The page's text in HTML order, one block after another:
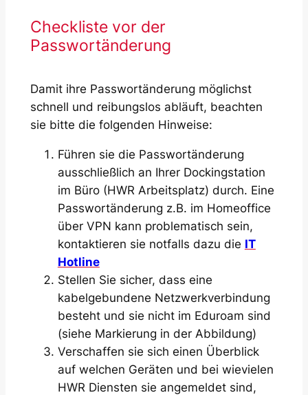
Checkliste vor der
Passwortänderung
Damit ihre Passwortänderung möglichst
schnell und reibungslos abläuft, beachten
sie bitte die folgenden Hinweise:
Führen sie die Passwortänderung
ausschließlich an Ihrer Dockingstation
im Büro (HWR Arbeitsplatz) durch. Eine
Passwortänderung z.B. im Homeoffice
über VPN kann problematisch sein,
kontaktieren sie notfalls dazu die IT
Hotline
Stellen Sie sicher, dass eine
kabelgebundene Netzwerkverbindung
besteht und sie nicht im Eduroam sind
(siehe Markierung in der Abbildung)
Verschaffen sie sich einen Überblick
auf welchen Geräten und bei wievielen
HWR Diensten sie angemeldet sind,